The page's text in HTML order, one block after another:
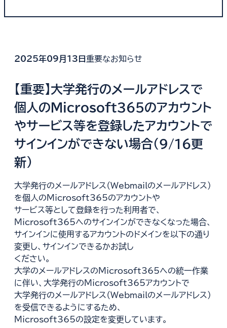
2025年09月13日重要なお知らせ
【重要】大学発行のメールアドレスで
個人のMicrosoft365のアカウント
やサービス等を登録したアカウントで
サインインができない場合（9/16更
新）
大学発行のメールアドレス（Webmailのメールアドレス）
を個人のMicrosoft365のアカウントや
サービス等として登録を行った利用者で、
Microsoft365へのサインインができなくなった場合、
サインインに使用するアカウントのドメインを以下の通り
変更し、サインインできるかお試し
ください。
大学のメールアドレスのMicrosoft365への統一作業
に伴い、大学発行のMicrosoft365アカウントで
大学発行のメールアドレス（Webmailのメールアドレス）
を受信できるようにするため、
Microsoft365の設定を変更しています。